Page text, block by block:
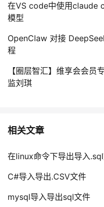
在VS code中使用claude
模型
OpenClaw 对接
程
【圈层智汇】维享会会员
监刘琪
相关文章
在linux命令下导出导入
C#导入导出.CSV文件
mysql导入导出sql文件